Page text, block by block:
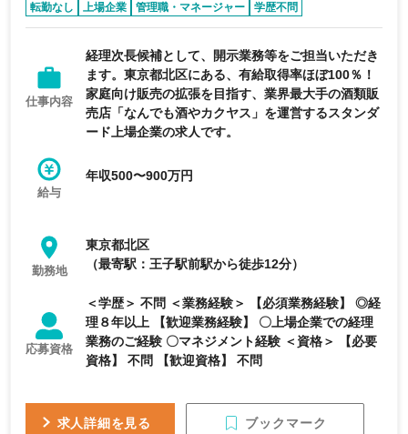
転勤なし 上場企業 管理職・マネージャー
学歴不問
育休・産休実績あり
仕事内容
経理次長候補として、開示業務等をご担当いただき
ます。東京都北区にある、有給取得率ほぼ100％！
家庭向け販売の拡張を目指す、業界最大手の酒類販
売店「なんでも酒やカクヤス」を運営するスタンダ
ード上場企業の求人です。
給与
年収500〜900万円
勤務地
東京都北区
（最寄駅：王子駅前駅から徒歩12分）
応募資格
＜学歴＞ 不問 ＜業務経験＞ 【必須業務経験】 ◎経
理８年以上 【歓迎業務経験】 〇上場企業での経理
業務のご経験 〇マネジメント経験 ＜資格＞ 【必要
資格】 不問 【歓迎資格】 不問
求人詳細を見る ブックマーク